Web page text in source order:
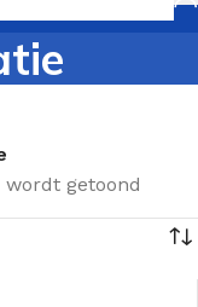
wordt getoond